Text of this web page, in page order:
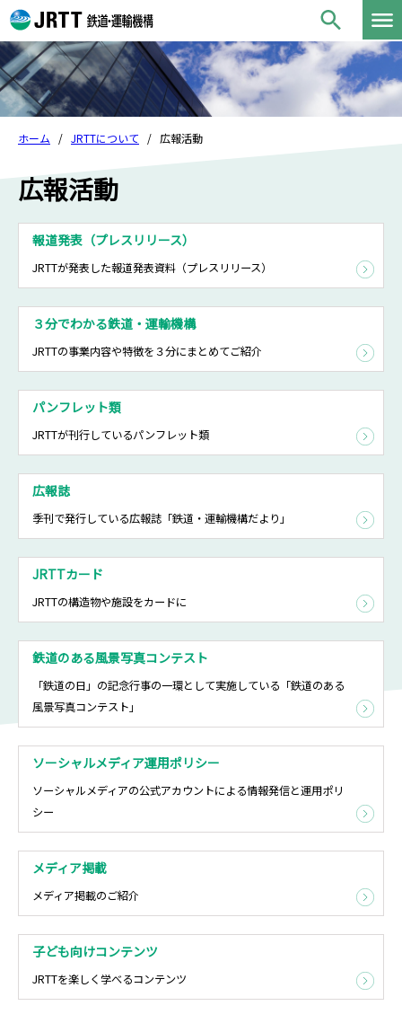
ホーム JRTTについて 広報活動
広報活動
報道発表（プレスリリース）
JRTTが発表した報道発表資料（プレスリリース）
３分でわかる鉄道・運輸機構
JRTTの事業内容や特徴を３分にまとめてご紹介
パンフレット類
JRTTが刊行しているパンフレット類
広報誌
季刊で発行している広報誌「鉄道・運輸機構だより」
JRTTカード
JRTTの構造物や施設をカードに
鉄道のある風景写真コンテスト
「鉄道の日」の記念行事の一環として実施している「鉄道のある
風景写真コンテスト」
ソーシャルメディア運用ポリシー
ソーシャルメディアの公式アカウントによる情報発信と運用ポリ
シー
メディア掲載
メディア掲載のご紹介
子ども向けコンテンツ
JRTTを楽しく学べるコンテンツ